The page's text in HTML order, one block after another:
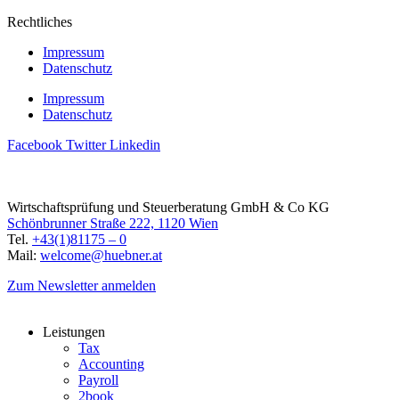
Rechtliches
Impressum
Datenschutz
Impressum
Datenschutz
Facebook Twitter Linkedin
Wirtschaftsprüfung und Steuerberatung GmbH & Co KG
Schönbrunner Straße 222, 1120 Wien
Tel. +43(1)81175 – 0
Mail: welcome@huebner.at
Zum Newsletter anmelden
Leistungen
Tax
Accounting
Payroll
2book